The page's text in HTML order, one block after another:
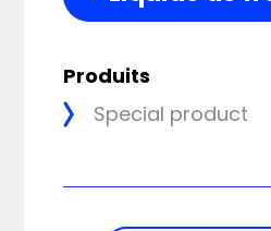
Produits
Special product